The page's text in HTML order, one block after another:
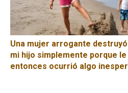
Una mujer arrogante
mi hijo simplemente porque
entonces ocurrió algo